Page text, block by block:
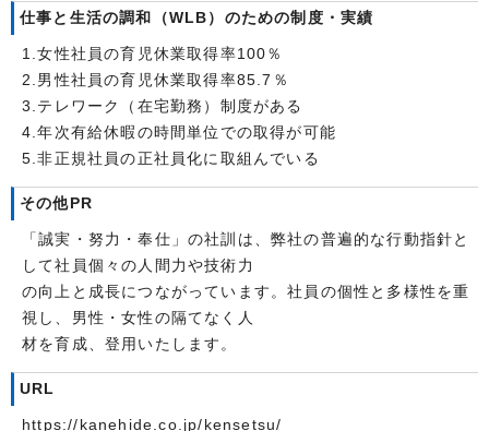
仕事と生活の調和（WLB）のための制度・実績
1.女性社員の育児休業取得率100％
2.男性社員の育児休業取得率85.7％
3.テレワーク（在宅勤務）制度がある
4.年次有給休暇の時間単位での取得が可能
5.非正規社員の正社員化に取組んでいる
その他PR
「誠実・努力・奉仕」の社訓は、弊社の普遍的な行動指針と
して社員個々の人間力や技術力
の向上と成長につながっています。社員の個性と多様性を重
視し、男性・女性の隔てなく人
材を育成、登用いたします。
URL
https://kanehide.co.jp/kensetsu/